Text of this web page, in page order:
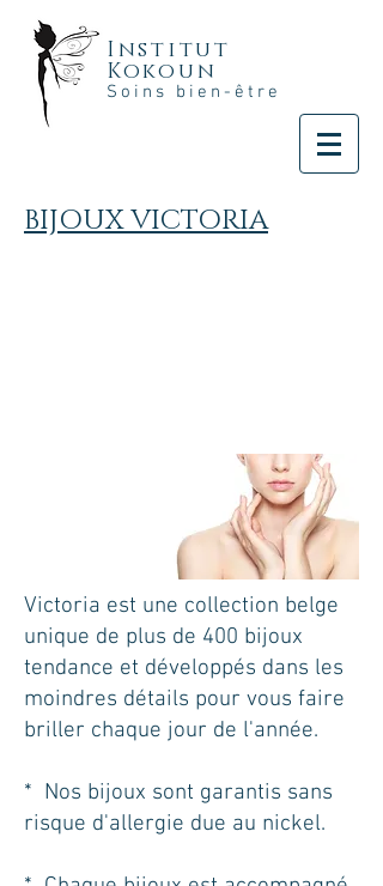
Institut
Kokoun
Soins bien-être
BIJOUX VICTORIA
Victoria est une collection belge
unique de plus de 400 bijoux
tendance et développés dans les
moindres détails pour vous faire
briller chaque jour de l'année.
* Nos bijoux sont garantis sans
risque d'allergie due au nickel.